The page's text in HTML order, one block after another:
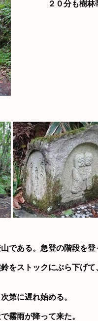
２０分も樹林
である。急登の階段を登
をストックにぶら下げ
第に遅れ始める。
霧雨が降って来た。